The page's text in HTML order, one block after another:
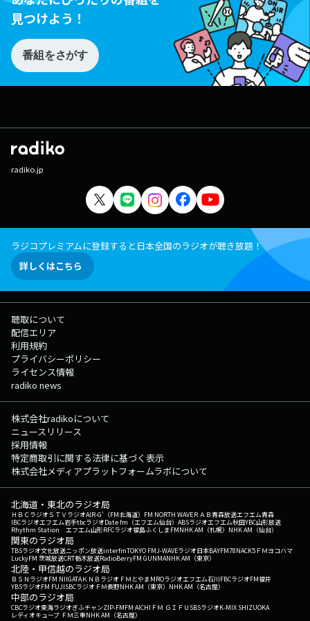
見つけよう！
番組をさがす
radiko.jp
ラジコプレミアムに登録すると日本全国のラジオが聴き放題！
詳しくはこちら
聴取について
配信エリア
利用規約
プライバシーポリシー
ライセンス情報
radiko news
株式会社radikoについて
ニュースリリース
採用情報
特定商取引に関する法律に基づく表示
株式会社メディアプラットフォームラボについて
北海道・東北のラジオ局
ＨＢＣラジオＳＴＶラジオAIR-G'（FM北海道） FM NORTH WAVEＲＡＢ青森放送エフエム青森
IBCラジオエフエム岩手tbcラジオDate fm（エフエム仙台） ABSラジオエフエム秋田YBC山形放送
Rhythm Station エフエム山形RFCラジオ福島ふくしまFMNHK AM（札幌） NHK AM（仙台）
関東のラジオ局
TBSラジオ文化放送ニッポン放送interfmTOKYO FMJ-WAVEラジオ日本BAYFM78NACK5 ＦＭヨコハマ
LuckyFM 茨城放送CRT栃木放送RadioBerryFM GUNMANHK AM（東京）
北陸・甲信越のラジオ局
ＢＳＮラジオFM NIIGATAＫＮＢラジオ ＦＭとやまMROラジオエフエム石川FBCラジオFM福井
YBSラジオFM FUJISBCラジオ ＦＭ長野NHK AM（東京） NHK AM（名古屋）
中部のラジオ局
CBCラジオ東海ラジオぎふチャンZIP-FMFM AICHI ＦＭ ＧＩＦＵ SBSラジオK-MIX SHIZUOKA
レディオキューブ ＦＭ三重NHK AM（名古屋）